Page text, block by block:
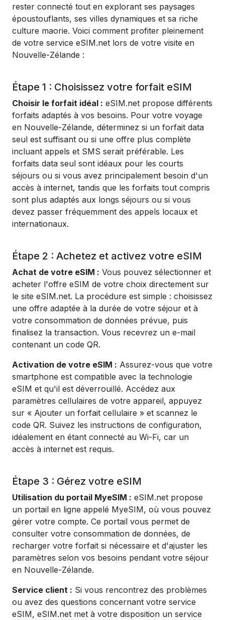
rester connecté tout en explorant ses paysages
époustouflants, ses villes dynamiques et sa riche
culture maorie. Voici comment profiter pleinement
de votre service eSIM.net lors de votre visite en
Nouvelle-Zélande :
Étape 1 : Choisissez votre forfait eSIM
Choisir le forfait idéal : eSIM.net propose différents
forfaits adaptés à vos besoins. Pour votre voyage
en Nouvelle-Zélande, déterminez si un forfait data
seul est suffisant ou si une offre plus complète
incluant appels et SMS serait préférable. Les
forfaits data seul sont idéaux pour les courts
séjours ou si vous avez principalement besoin d'un
accès à internet, tandis que les forfaits tout compris
sont plus adaptés aux longs séjours ou si vous
devez passer fréquemment des appels locaux et
internationaux.
Étape 2 : Achetez et activez votre eSIM
Achat de votre eSIM : Vous pouvez sélectionner et
acheter l'offre eSIM de votre choix directement sur
le site eSIM.net. La procédure est simple : choisissez
une offre adaptée à la durée de votre séjour et à
votre consommation de données prévue, puis
finalisez la transaction. Vous recevrez un e-mail
contenant un code QR.
Activation de votre eSIM : Assurez-vous que votre
smartphone est compatible avec la technologie
eSIM et qu'il est déverrouillé. Accédez aux
paramètres cellulaires de votre appareil, appuyez
sur « Ajouter un forfait cellulaire » et scannez le
code QR. Suivez les instructions de configuration,
idéalement en étant connecté au Wi-Fi, car un
accès à internet est requis.
Étape 3 : Gérez votre eSIM
Utilisation du portail MyeSIM : eSIM.net propose
un portail en ligne appelé MyeSIM, où vous pouvez
gérer votre compte. Ce portail vous permet de
consulter votre consommation de données, de
recharger votre forfait si nécessaire et d'ajuster les
paramètres selon vos besoins pendant votre séjour
en Nouvelle-Zélande.
Service client : Si vous rencontrez des problèmes
ou avez des questions concernant votre service
eSIM, eSIM.net met à votre disposition un service